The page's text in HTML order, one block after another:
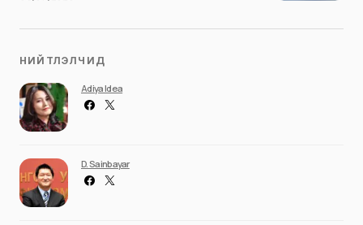
НИЙТЛЭЛЧИД
Adiya Idea
D. Sainbayar